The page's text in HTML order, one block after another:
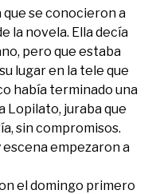
se conocieron a
la novela. Ella decía
pero que estaba
lugar en la tele que
había terminado una
Lopilato, juraba que
sin compromisos.
empezaron a
el domingo primero